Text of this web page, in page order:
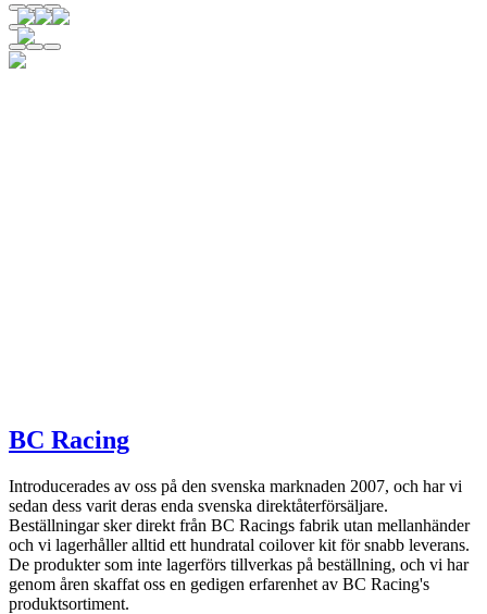
BC Racing
Introducerades av oss på den svenska marknaden 2007, och har vi
sedan dess varit deras enda svenska direktåterförsäljare.
Beställningar sker direkt från BC Racings fabrik utan mellanhänder
och vi lagerhåller alltid ett hundratal coilover kit för snabb leverans.
De produkter som inte lagerförs tillverkas på beställning, och vi har
genom åren skaffat oss en gedigen erfarenhet av BC Racing's
produktsortiment.